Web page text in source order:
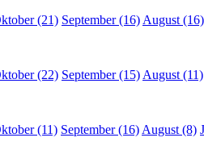
(21) September (16)August (16)
(22) September (15)August (11)
(11) September (16)August (8)